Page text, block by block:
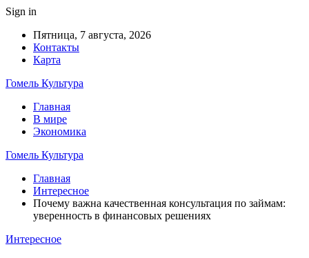
Sign in
Пятница, 7 августа, 2026
Контакты
Карта
Гомель Культура
Главная
В мире
Экономика
Гомель Культура
Главная
Интересное
Почему важна качественная консультация по займам:
уверенность в финансовых решениях
Интересное